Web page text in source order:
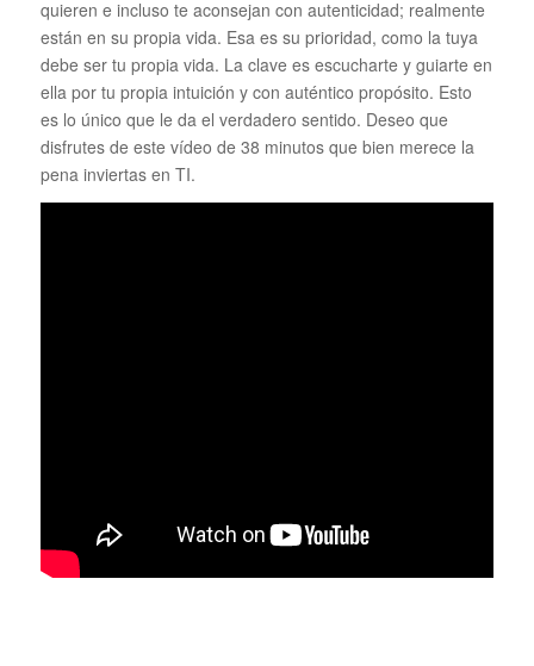
quieren e incluso te aconsejan con autenticidad; realmente
están en su propia vida. Esa es su prioridad, como la tuya
debe ser tu propia vida. La clave es escucharte y guiarte en
ella por tu propia intuición y con auténtico propósito. Esto
es lo único que le da el verdadero sentido. Deseo que
disfrutes de este vídeo de 38 minutos que bien merece la
pena inviertas en TI.